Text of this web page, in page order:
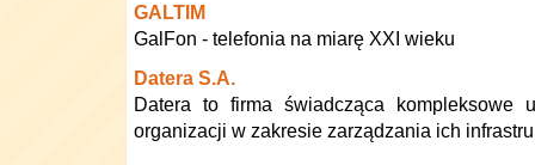
GALTIM
GalFon - telefonia na miarę XXI wieku
Datera S.A.
Datera to firma świadcząca kompleksowe
organizacji w zakresie zarządzania ich